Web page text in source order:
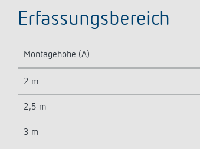
Erfassungsbereich
Montagehöhe (A)
2 m
2,5 m
3 m